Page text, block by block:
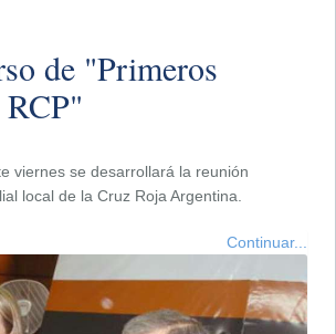
de "Primeros
viernes se desarrollará la reunión
local de la Cruz Roja Argentina.
Continuar...